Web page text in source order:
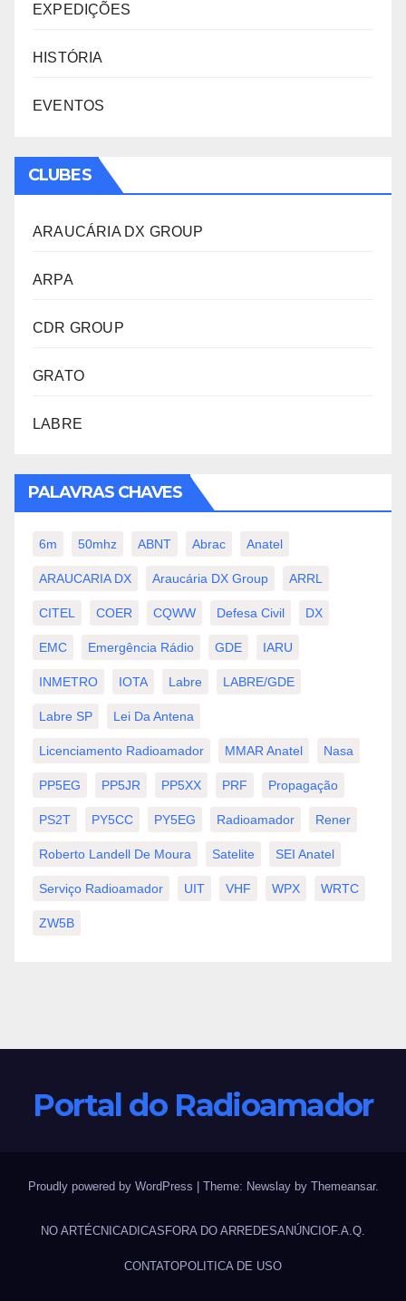
EXPEDIÇÕES
HISTÓRIA
EVENTOS
CLUBES
ARAUCÁRIA DX GROUP
ARPA
CDR GROUP
GRATO
LABRE
PALAVRAS CHAVES
6m 50mhz ABNT Abrac Anatel
ARAUCARIA DX Araucária DX Group ARRL
CITEL COER CQWW Defesa Civil DX
EMC Emergência Rádio GDE IARU
INMETRO IOTA Labre LABRE/GDE
Labre SP Lei Da Antena
Licenciamento Radioamador MMAR Anatel Nasa
PP5EG PP5JR PP5XX PRF Propagação
PS2T PY5CC PY5EG Radioamador Rener
Roberto Landell De Moura Satelite SEI Anatel
Serviço Radioamador UIT VHF WPX WRTC
ZW5B
Portal do Radioamador
Proudly powered by WordPress Theme: Newslayby Themeansar.
NO ARTÉCNICA DICAS FORA DO ARREDESANÚNCIOF.A.Q.
CONTATOPOLITICA DE USO